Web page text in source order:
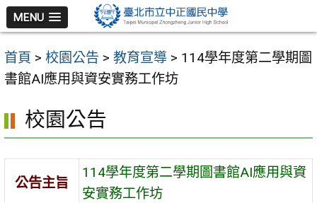
跳
至
主
要
容
區
MENU
首頁 > 校園公告 > 教育宣導 > 114學年度第二學期圖
書館AI應用與資安實務工作坊
校園公告
公告主旨
114學年度第二學期圖書館AI應用與資
安實務工作坊